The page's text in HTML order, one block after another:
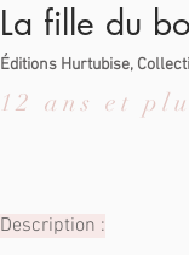
La fille du
Éditions Hurtubise,
12 ans et
Description :